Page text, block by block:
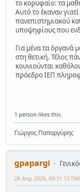
το κορυφαίο: τα
Αυτό το έκαναν
πανεπιστημιακού
υποψηφίους που
Για μένα τα όργανά
στη θετική. Τέλος
κουνιούνται
πρόεδρο ΙΕΠ
1 person likes this.
Γιώργος Παπαργύρης
gpapargi
26 Απρ 2026, 09:31:12 ΠΜ